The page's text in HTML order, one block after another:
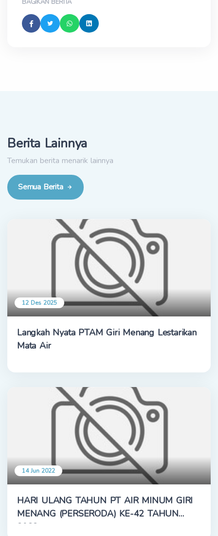
BAGIKAN BERITA
Berita Lainnya
Temukan berita menarik lainnya
Semua Berita
12 Des 2025
Langkah Nyata PTAM Giri Menang Lestarikan
Mata Air
14 Jun 2022
HARI ULANG TAHUN PT AIR MINUM GIRI
MENANG (PERSERODA) KE-42 TAHUN
2022